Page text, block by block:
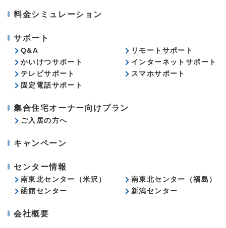
料金シミュレーション
サポート
Q&A
リモートサポート
かいけつサポート
インターネットサポート
テレビサポート
スマホサポート
固定電話サポート
集合住宅オーナー向けプラン
ご入居の方へ
キャンペーン
センター情報
南東北センター（米沢）
南東北センター（福島）
函館センター
新潟センター
会社概要